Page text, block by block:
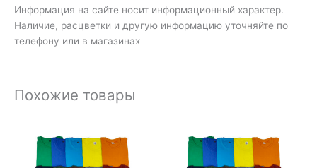
Информация на сайте носит информационный характер.
Наличие, расцветки и другую информацию уточняйте по
телефону или в магазинах
Похожие товары